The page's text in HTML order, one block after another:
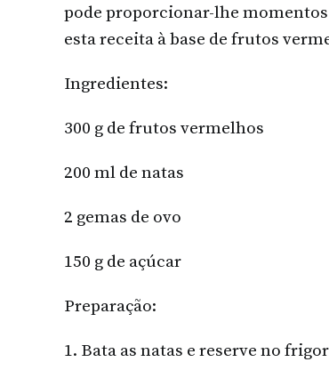
pode proporcionar-lhe
esta receita à base de frutos
Ingredientes:
300 g de frutos vermelhos
200 ml de natas
2 gemas de ovo
150 g de açúcar
Preparação:
1. Bata as natas e reserve no